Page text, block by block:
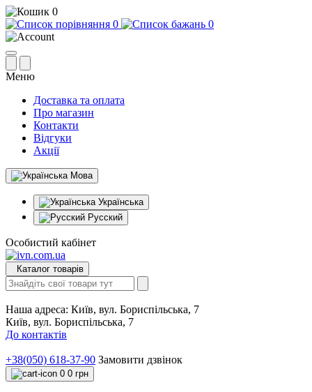
0
0
0
Меню
Доставка та оплата
Про магазин
Контакти
Відгуки
Акції
Мова
Українська
Русский
Особистий кабінет
Каталог товарів
Наша адреса: Київ, вул. Бориспільська, 7
Київ, вул. Бориспільська, 7
До контактів
+38(050) 618-37-90 Замовити дзвінок
0 0 грн